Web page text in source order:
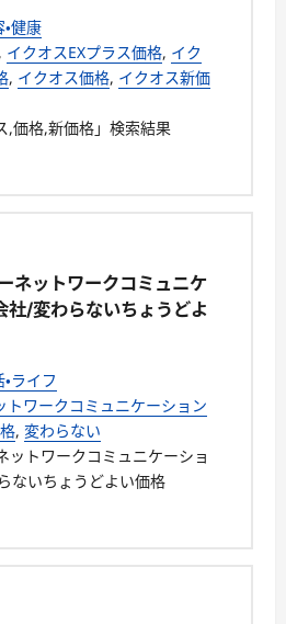
健康
, イクオスEXプラス価格, イク
, イクオス価格, イクオス新価
,価格,新価格」検索結果
ネットワークコミュニケ
社/変わらないちょうどよ
ライフ
トワークコミュニケーション
, 変わらない
ットワークコミュニケーショ
ないちょうどよい価格